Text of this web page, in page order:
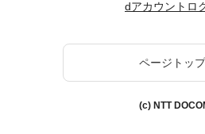
dアカウントロ
ページトッ
(c) NTT